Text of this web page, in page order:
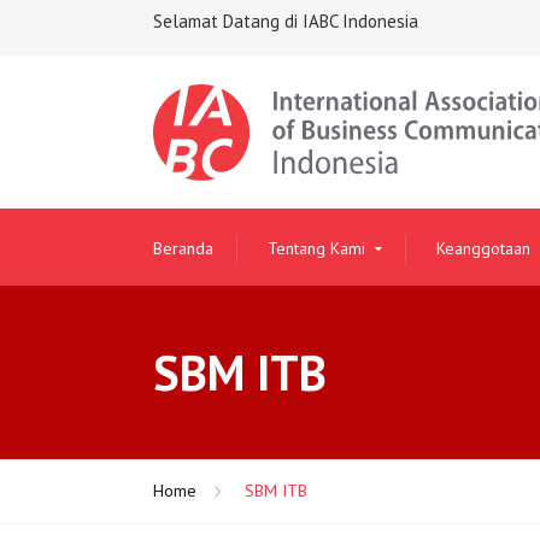
Selamat Datang di IABC Indonesia
Beranda Tentang Kami Keanggotaan
SBM ITB
Home SBM ITB